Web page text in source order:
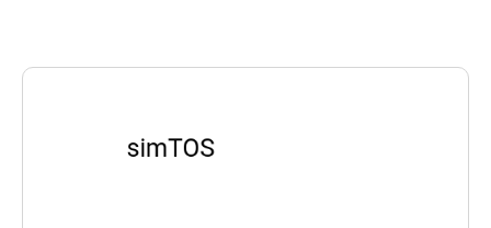
Botschafter:innen